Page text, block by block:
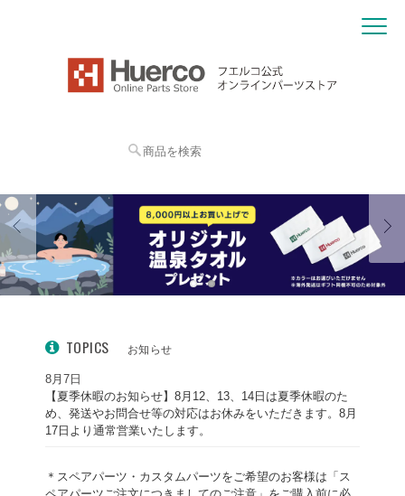
TOPICS お知らせ
8月7日
【夏季休暇のお知らせ】8月12、13、14日は夏季休暇のた
め、発送やお問合せ等の対応はお休みをいただきます。8月
17日より通常営業いたします。
＊スペアパーツ・カスタムパーツをご希望のお客様は「ス